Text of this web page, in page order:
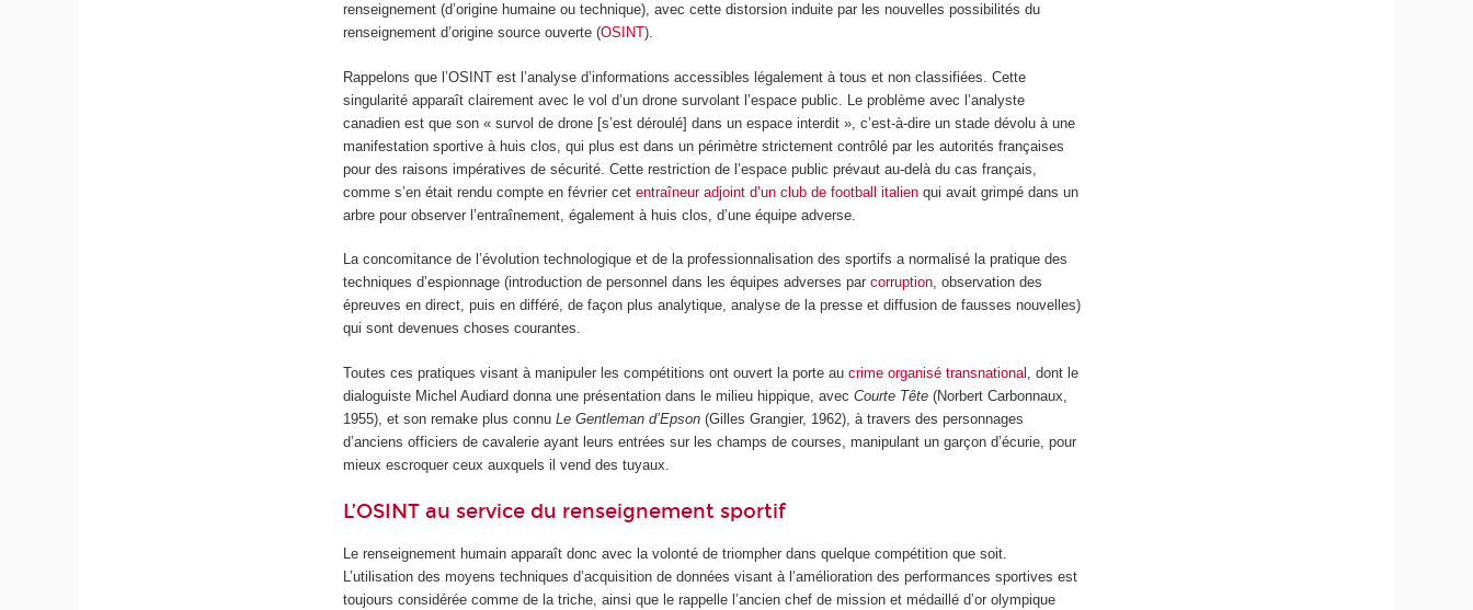
renseignement (d’origine humaine ou technique), avec cette distorsion induite par les nouvelles possibilités du
renseignement d’origine source ouverte (OSINT).
Rappelons que l’OSINT est l’analyse d’informations accessibles légalement à tous et non classifiées. Cette
singularité apparaît clairement avec le vol d’un drone survolant l’espace public. Le problème avec l’analyste
canadien est que son « survol de drone [s’est déroulé] dans un espace interdit », c’est-à-dire un stade dévolu à une
manifestation sportive à huis clos, qui plus est dans un périmètre strictement contrôlé par les autorités françaises
pour des raisons impératives de sécurité. Cette restriction de l’espace public prévaut au-delà du cas français,
comme s’en était rendu compte en février cetentraîneur adjoint d’un club de football italien qui avait grimpé dans un
arbre pour observer l’entraînement, également à huis clos, d’une équipe adverse.
La concomitance de l’évolution technologique et de la professionnalisation des sportifs a normalisé la pratique des
techniques d’espionnage (introduction de personnel dans les équipes adverses parcorruption, observation des
épreuves en direct, puis en différé, de façon plus analytique, analyse de la presse et diffusion de fausses nouvelles)
qui sont devenues choses courantes.
Toutes ces pratiques visant à manipuler les compétitions ont ouvert la porte aucrime organisé transnational , dont le
dialoguiste Michel Audiard donna une présentation dans le milieu hippique, avecCourte Tête (Norbert Carbonnaux,
1955), et son remake plus connuLe Gentleman d’Epson (Gilles Grangier, 1962), à travers des personnages
d’anciens officiers de cavalerie ayant leurs entrées sur les champs de courses, manipulant un garçon d’écurie, pour
mieux escroquer ceux auxquels il vend des tuyaux.
L’OSINT au service du renseignement sportif
Le renseignement humain apparaît donc avec la volonté de triompher dans quelque compétition que soit.
L’utilisation des moyens techniques d’acquisition de données visant à l’amélioration des performances sportives est
toujours considérée comme de la triche, ainsi que le rappelle l’ancien chef de mission et médaillé d’or olympique